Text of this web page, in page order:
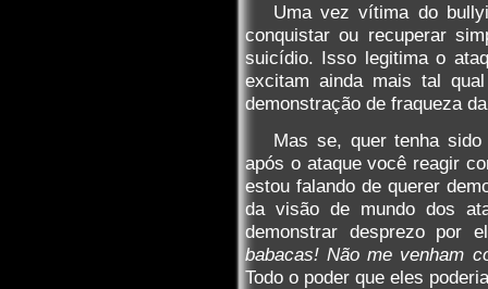
Uma vez vítima do
conquistar ou recuperar
suicídio. Isso legitima o
excitam ainda mais tal
demonstração de fraqueza
Mas se, quer tenha
após o ataque você reagir
estou falando de querer
da visão de mundo dos
demonstrar desprezo por
babacas! Não me venham
Todo o poder que eles